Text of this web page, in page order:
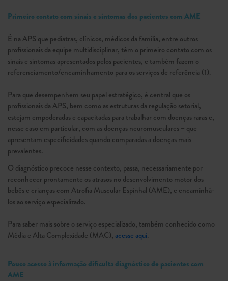
Primeiro contato com sinais e sintomas dos pacientes com AME
É na APS que pediatras, clínicos, médicos da família, entre outros
profissionais da equipe multidisciplinar, têm o primeiro contato com os
sinais e sintomas apresentados pelos pacientes, e também fazem o
referenciamento/encaminhamento para os serviços de referência (1).
Para que desempenhem seu papel estratégico, é central que os
profissionais da APS, bem como as estruturas da regulação setorial,
estejam empoderadas e capacitadas para trabalhar com doenças raras e,
nesse caso em particular, com as doenças neuromusculares – que
apresentam especificidades quando comparadas a doenças mais
prevalentes.
O diagnóstico precoce nesse contexto, passa, necessariamente por
reconhecer prontamente os atrasos no desenvolvimento motor dos
bebês e crianças com Atrofia Muscular Espinhal (AME), e encaminhá-
los ao serviço especializado.
Para saber mais sobre o serviço especializado, também conhecido como
Média e Alta Complexidade (MAC),acesse aqui.
Pouco acesso à informação dificulta diagnóstico de pacientes com
AME